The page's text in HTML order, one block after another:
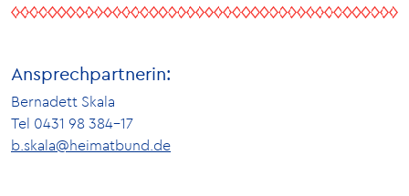
Ansprechpartnerin:
Bernadett Skala
Tel 0431 98 384-17
b.skala@heimatbund.de